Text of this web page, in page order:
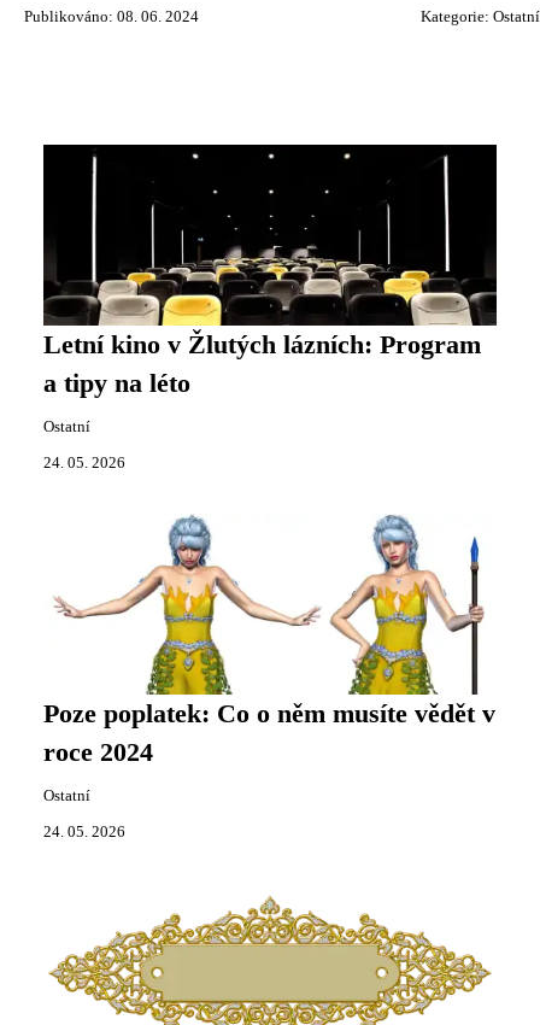
Publikováno: 08. 06. 2024 Kategorie: Ostatní
Letní kino v Žlutých lázních: Program
a tipy na léto
Ostatní
24. 05. 2026
Poze poplatek: Co o něm musíte vědět v
roce 2024
Ostatní
24. 05. 2026